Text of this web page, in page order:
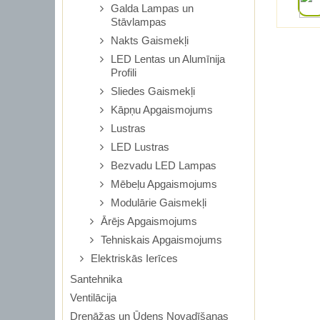
Galda Lampas un
Stāvlampas
Nakts Gaismekļi
LED Lentas un Alumīnija
Profili
Sliedes Gaismekļi
Kāpņu Apgaismojums
Lustras
LED Lustras
Bezvadu LED Lampas
Mēbeļu Apgaismojums
Modulārie Gaismekļi
Ārējs Apgaismojums
Tehniskais Apgaismojums
Elektriskās Ierīces
Santehnika
Ventilācija
Drenāžas un Ūdens Novadīšanas